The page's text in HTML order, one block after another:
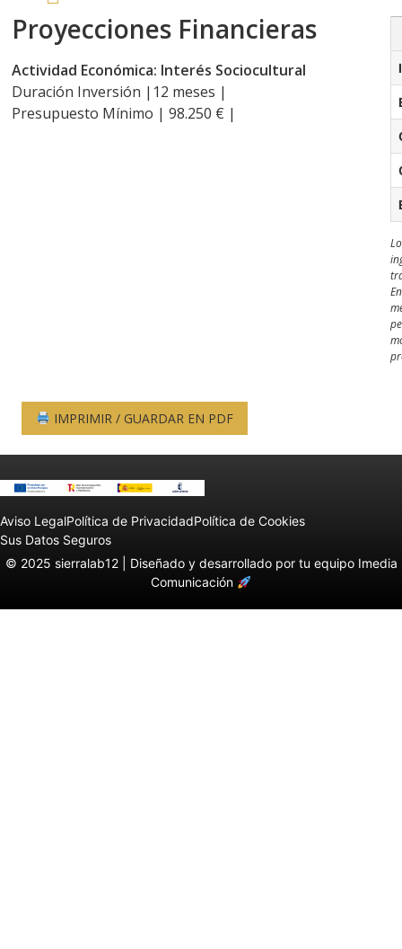
Proyecciones Financieras
Actividad Económica: Interés Sociocultural
Duración Inversión |12 meses |
Presupuesto Mínimo | 98.250 € |
IMPRIMIR / GUARDAR EN PDF
Aviso LegalPolítica de PrivacidadPolítica de Cookies
Sus Datos Seguros
© 2025 sierralab12 | Diseñado y desarrollado por tu equipo Imedia
Comunicación